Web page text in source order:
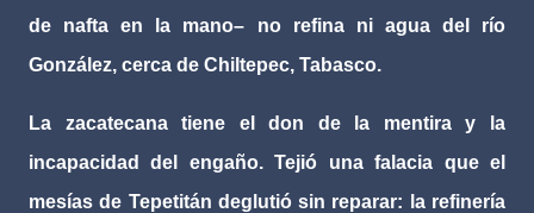
de nafta en la mano– no refina ni agua del río
González, cerca de Chiltepec, Tabasco.
La zacatecana tiene el don de la mentira y la
incapacidad del engaño. Tejió una falacia que el
mesías de Tepetitán deglutió sin reparar: la refinería